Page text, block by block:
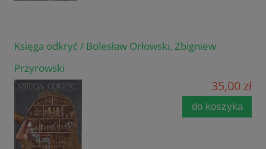
Księga odkryć / Bolesław Orłowski, Zbigniew
Przyrowski
35,00 zł
do koszyka